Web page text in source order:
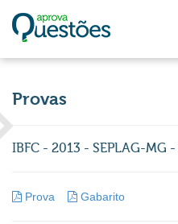
Provas
IBFC - 2013 - SEPLAG-MG
Prova Gabarito